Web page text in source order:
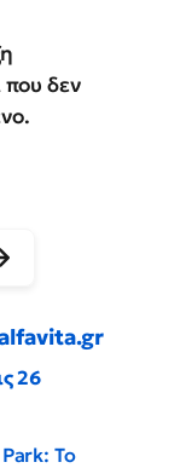
που δεν
alfavita.gr
26
Το